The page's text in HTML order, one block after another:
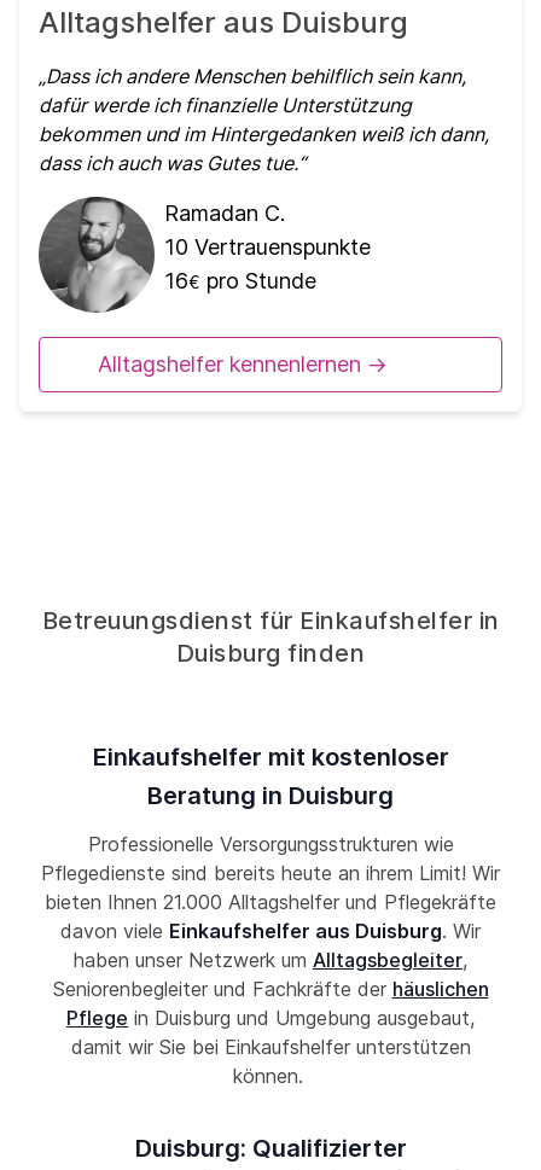
Alltagshelfer aus Duisburg
Dass ich andere Menschen behilflich sein kann,
dafür werde ich finanzielle Unterstützung
bekommen und im Hintergedanken weiß ich dann,
dass ich auch was Gutes tue.
Ramadan C.
10 Vertrauenspunkte
16€ pro Stunde
Alltagshelfer kennenlernen ->
Betreuungsdienst für Einkaufshelfer in
Duisburg finden
Einkaufshelfer mit kostenloser
Beratung in Duisburg
Professionelle Versorgungsstrukturen wie
Pflegedienste sind bereits heute an ihrem Limit! Wir
bieten Ihnen 21.000 Alltagshelfer und Pflegekräfte
davon viele Einkaufshelfer aus Duisburg. Wir
haben unser Netzwerk um Alltagsbegleiter,
Seniorenbegleiter und Fachkräfte der häuslichen
Pflege in Duisburg und Umgebung ausgebaut,
damit wir Sie bei Einkaufshelfer unterstützen
können.
Duisburg: Qualifizierter